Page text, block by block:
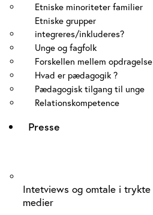
Etniske minoriteter familier
Etniske grupper
integreres/inkluderes?
Unge og fagfolk
Forskellen mellem opdragelse
Hvad er pædagogik ?
Pædagogisk tilgang til unge
Relationskompetence
Presse
Intetviews og omtale i trykte
medier